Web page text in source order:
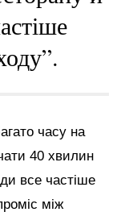
часу на
40 хвилин
все частіше
між